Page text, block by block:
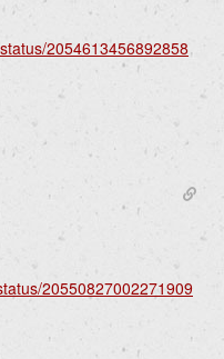
2054613456892858
20550827002271909